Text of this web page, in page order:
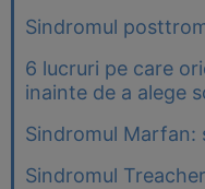
Sindromul
6 lucruri pe care
inainte de a alege
Sindromul Marfan:
Sindromul